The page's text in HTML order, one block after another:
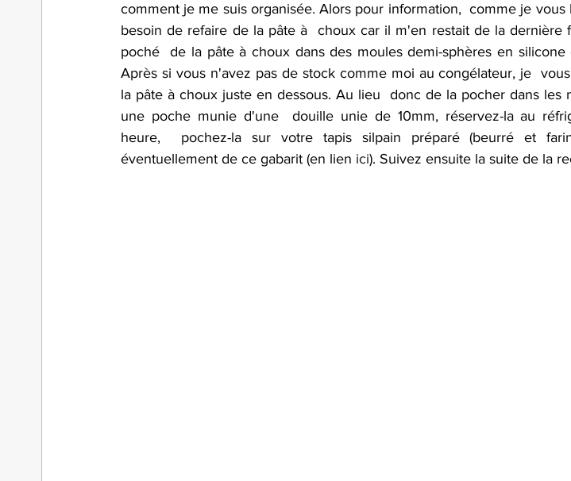
comment je me suis organisée. Alors pour information,  comme je vous
besoin de refaire de la pâte à  choux car il m'en restait de la dernière
poché  de la pâte à choux dans des moules demi-sphères en
Après si vous n'avez pas de stock comme moi au congélateur, je
la pâte à choux juste en dessous. Au lieu  donc de la pocher dans les
une poche munie d'une  douille unie de 10mm, réservez-la au
heure,  pochez-la sur votre tapis silpain préparé (beurré et
éventuellement de ce gabarit (en lien ici). Suivez ensuite la suite de la